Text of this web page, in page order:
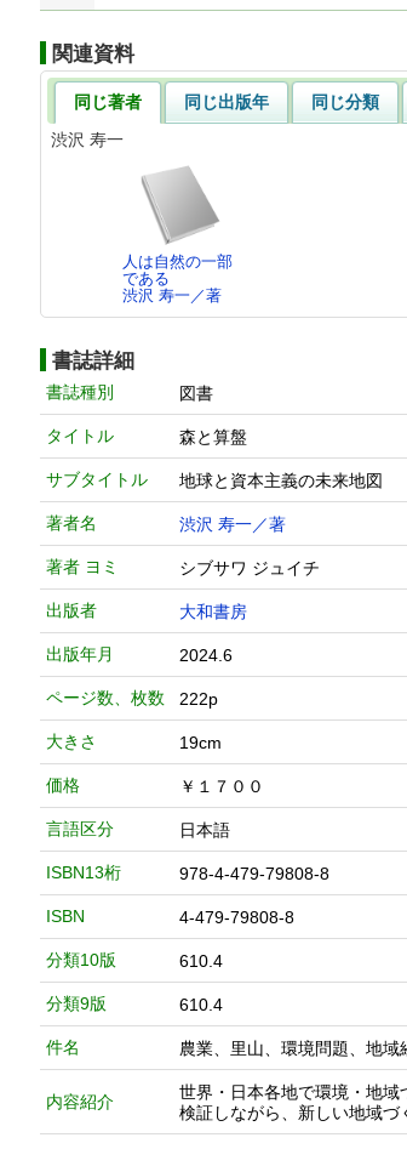
関連資料
同じ著者 同じ出版年 同じ分類
渋沢 寿一
人は自然の一部
である
渋沢 寿一／著
書誌詳細
書誌種別 図書
タイトル 森と算盤
サブタイトル 地球と資本主義の未来地図
著者名 渋沢 寿一／著
著者 ヨミ シブサワ ジュイチ
出版者 大和書房
出版年月 2024.6
ページ数、枚数 222p
大きさ 19cm
価格 ￥１７００
言語区分 日本語
ISBN13桁 978-4-479-79808-8
ISBN 4-479-79808-8
分類10版 610.4
分類9版 610.4
件名 農業、里山、環境問題、地域
内容紹介
世界・日本各地で環境・地
検証しながら、新しい地域づ